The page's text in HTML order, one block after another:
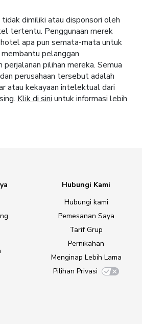
dimiliki atau disponsori oleh
tertentu. Penggunaan merek
apa pun semata-mata untuk
pelanggan
pilihan mereka. Semua
perusahaan tersebut adalah
atau kekayaan intelektual dari
Klik di sini untuk informasi lebih
Hubungi Kami
Hubungi kami
Pemesanan Saya
Tarif Grup
Pernikahan
Menginap Lebih Lama
Pilihan Privasi